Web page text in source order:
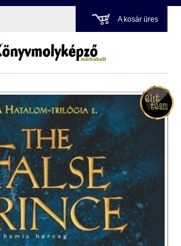
A kosár üres